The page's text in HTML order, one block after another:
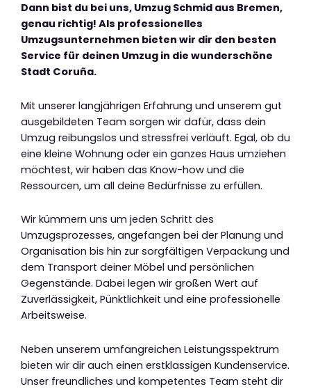
Dann bist du bei uns, Umzug Schmid aus Bremen,
genau richtig! Als professionelles
Umzugsunternehmen bieten wir dir den besten
Service für deinen Umzug in die wunderschöne
Stadt Coruña.
Mit unserer langjährigen Erfahrung und unserem gut
ausgebildeten Team sorgen wir dafür, dass dein
Umzug reibungslos und stressfrei verläuft. Egal, ob du
eine kleine Wohnung oder ein ganzes Haus umziehen
möchtest, wir haben das Know-how und die
Ressourcen, um all deine Bedürfnisse zu erfüllen.
Wir kümmern uns um jeden Schritt des
Umzugsprozesses, angefangen bei der Planung und
Organisation bis hin zur sorgfältigen Verpackung und
dem Transport deiner Möbel und persönlichen
Gegenstände. Dabei legen wir großen Wert auf
Zuverlässigkeit, Pünktlichkeit und eine professionelle
Arbeitsweise.
Neben unserem umfangreichen Leistungsspektrum
bieten wir dir auch einen erstklassigen Kundenservice.
Unser freundliches und kompetentes Team steht dir